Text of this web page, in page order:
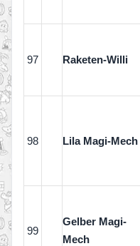
97 Raketen-Willi
98 Lila Magi-Mech
99
Gelber Magi-
Mech